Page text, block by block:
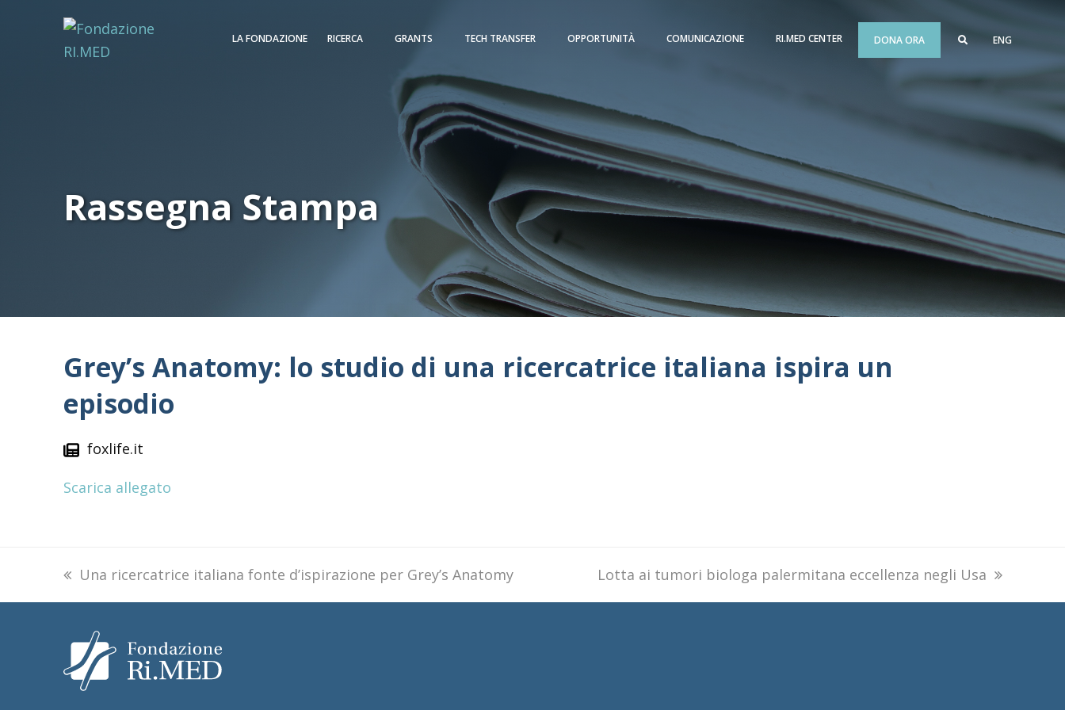
LA FONDAZIONE RICERCA GRANTS TECH TRANSFER OPPORTUNITÀ COMUNICAZIONE RI.MED CENTER DONA ORA ENG
Rassegna Stampa
Grey’s Anatomy: lo studio di una ricercatrice italiana ispira un
episodio
foxlife.it
Scarica allegato
previous
post:
Una ricercatrice italiana fonte d’ispirazione per Grey’s Anatomy
next
post:
Lotta ai tumori biologa palermitana eccellenza negli Usa